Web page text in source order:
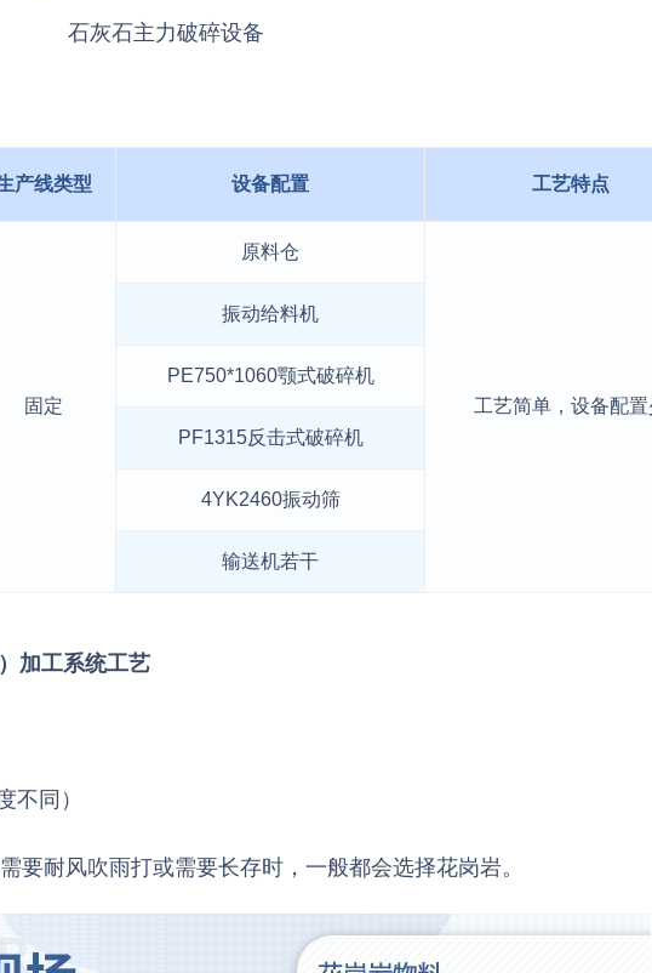
石灰石主力破碎设备
产线类型 设备配置 工艺特点
固定
原料仓
工艺简单，设备配置
振动给料机
PE750*1060颚式破碎机
PF1315反击式破碎机
4YK2460振动筛
输送机若干
加工系统工艺
不同）
要耐风吹雨打或需要长存时，一般都会选择花岗岩。